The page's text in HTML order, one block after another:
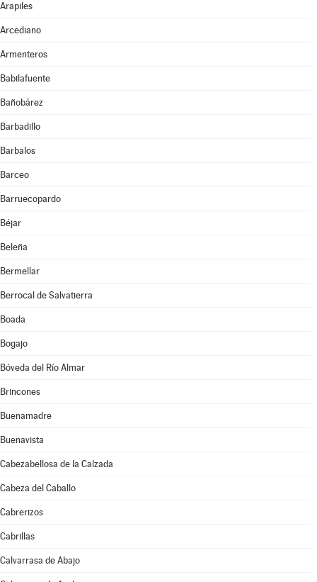
Arapiles
Arcediano
Armenteros
Babilafuente
Bañobárez
Barbadillo
Barbalos
Barceo
Barruecopardo
Béjar
Beleña
Bermellar
Berrocal de Salvatierra
Boada
Bogajo
Bóveda del Río Almar
Brincones
Buenamadre
Buenavista
Cabezabellosa de la Calzada
Cabeza del Caballo
Cabrerizos
Cabrillas
Calvarrasa de Abajo